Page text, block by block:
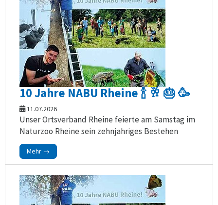
10 Jahre NABU Rheine 🍾 🥂 🎂 🥳
11.07.2026
Unser Ortsverband Rheine feierte am Samstag im
Naturzoo Rheine sein zehnjähriges Bestehen
Mehr →